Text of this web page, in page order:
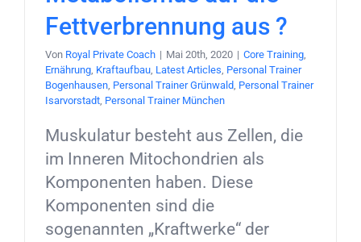
Fettverbrennung aus ?
Von Royal Private Coach | Mai 20th, 2020 | Core Training,
Ernährung, Kraftaufbau, Latest Articles, Personal Trainer
Bogenhausen, Personal Trainer Grünwald, Personal Trainer
Isarvorstadt, Personal Trainer München
Muskulatur besteht aus Zellen, die
im Inneren Mitochondrien als
Komponenten haben. Diese
Komponenten sind die
sogenannten „Kraftwerke“ der